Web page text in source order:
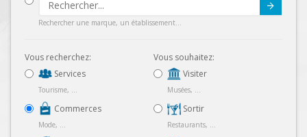
Rechercher une marque, un établissement...
Vous recherchez:
Services
Tourisme, ...
Commerces
Mode, ...
Vous souhaitez:
Visiter
Musées, ...
Sortir
Restaurants, ...